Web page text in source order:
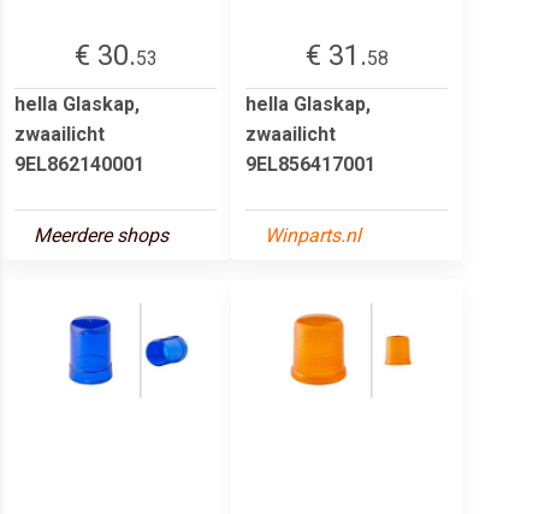
€ 30.53
hella Glaskap,
zwaailicht
9EL862140001
Meerdere shops
€ 31.58
hella Glaskap,
zwaailicht
9EL856417001
Winparts.nl